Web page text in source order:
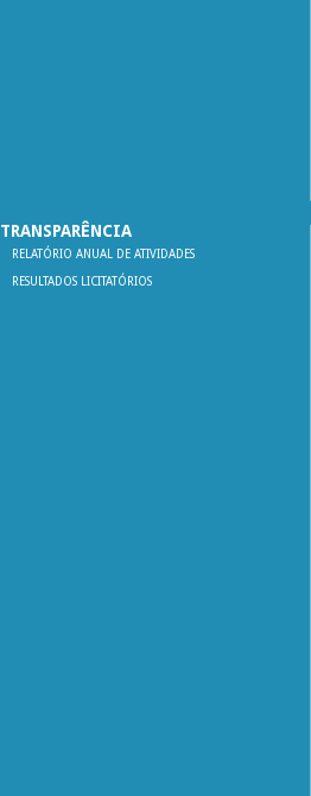
TRANSPARÊNCIA
RELATÓRIO ANUAL DE ATIVIDADES
RESULTADOS LICITATÓRIOS